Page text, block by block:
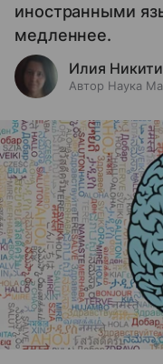
иностранными
медленнее.
Илия
Автор Наука